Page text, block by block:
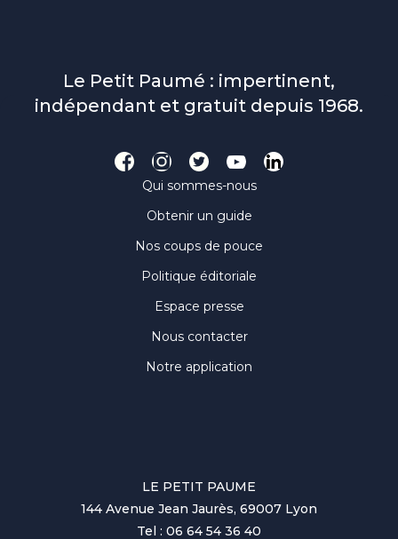
Le Petit Paumé : impertinent,
indépendant et gratuit depuis 1968.
Qui sommes-nous
Obtenir un guide
Nos coups de pouce
Politique éditoriale
Espace presse
Nous contacter
Notre application
LE PETIT PAUME
144 Avenue Jean Jaurès, 69007 Lyon
Tel : 06 64 54 36 40